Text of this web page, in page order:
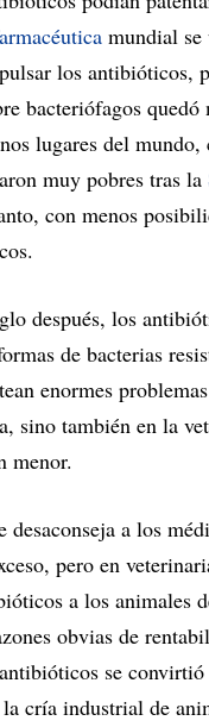
mundial
los antibióticos,
bacteriófagos
lugares del mundo,
muy pobres tras la
con menos
después, los
de bacterias
enormes
sino también en la
menor.
desaconseja a los
pero en
a los animales
obvias de
se
cría industrial de